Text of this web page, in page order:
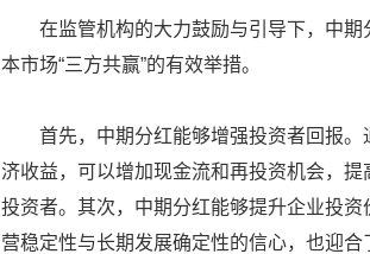
在监管机构的大力鼓励与引导下，中
本市场“三方共赢”的有效举措。
首先，中期分红能够增强投资者回报
济收益，可以增加现金流和再投资机会，
投资者。其次，中期分红能够提升企业投
营稳定性与长期发展确定性的信心，也迎